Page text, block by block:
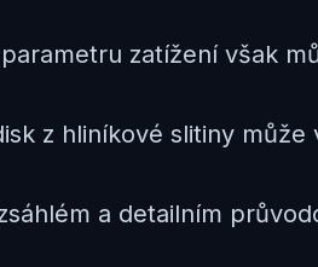
zatížení však
z hliníkové slitiny
a detailním